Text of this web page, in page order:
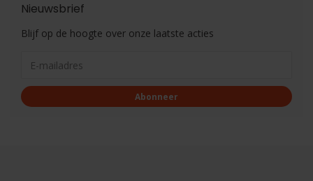
Nieuwsbrief
Blijf op de hoogte over onze laatste acties
Abonneer